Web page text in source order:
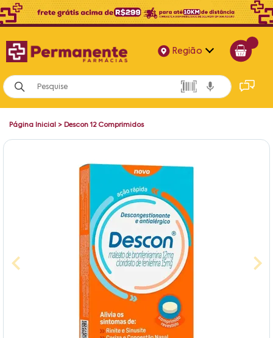
Região
Alagoas
Bahia
Página Inicial > Descon 12 Comprimidos